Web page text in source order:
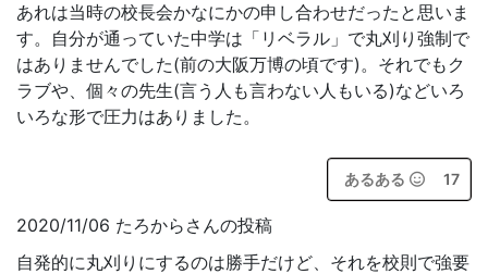
あれは当時の校長会かなにかの申し合わせだったと思いま
す。自分が通っていた中学は「リベラル」で丸刈り強制で
はありませんでした(前の大阪万博の頃です)。それでもク
ラブや、個々の先生(言う人も言わない人もいる)などいろ
いろな形で圧力はありました。
あるある 17
2020/11/06 たろからさんの投稿
自発的に丸刈りにするのは勝手だけど、それを校則で強要